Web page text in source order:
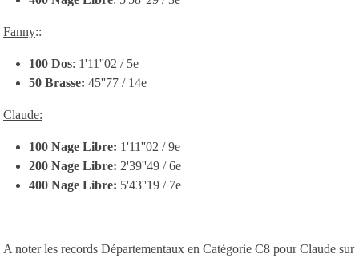
Fanny::
100 Dos: 1'11''02 / 5e
50 Brasse: 45''77 / 14e
Claude:
100 Nage Libre: 1'11''02 / 9e
200 Nage Libre: 2'39''49 / 6e
400 Nage Libre: 5'43''19 / 7e
A noter les records Départementaux en Catégorie C8 pour Claude sur